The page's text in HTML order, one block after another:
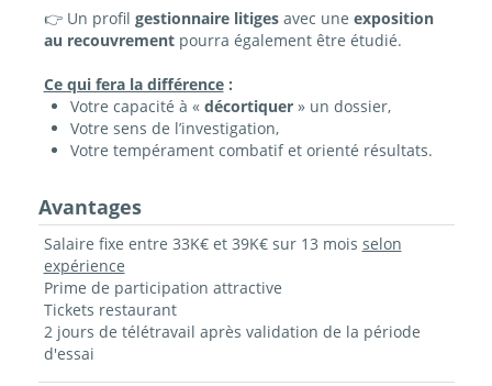
👉 Un profil gestionnaire litigesavec une exposition
au recouvrementpourra également être étudié.
Ce qui fera la différence:
Votre capacité à « décortiquer» un dossier,
Votre sens de l’investigation,
Votre tempérament combatif et orienté résultats.
Avantages
Salaire fixe entre 33K€ et 39K€ sur 13 mois selon
expérience
Prime de participation attractive
Tickets restaurant
2 jours de télétravail après validation de la période
d'essai